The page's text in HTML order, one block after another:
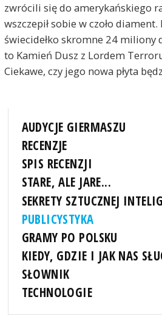
zwrócili się do amerykańskiego
wszczepił sobie w czoło
świecidełko skromne 24 miliony
to Kamień Dusz z Lordem
Ciekawe, czy jego nowa płyta
AUDYCJE GIERMASZU
RECENZJE
SPIS RECENZJI
STARE, ALE JARE...
SEKRETY SZTUCZNEJ
PUBLICYSTYKA
GRAMY PO POLSKU
KIEDY, GDZIE I JAK NAS
SŁOWNIK
TECHNOLOGIE